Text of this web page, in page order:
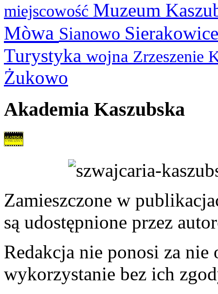
miejscowość Muzeum
Mòwa Sianowo
Turystyka wojna Zrzeszenie
Żukowo
Akademia Kaszubska
Zamieszczone w
są udostępnione przez
Redakcja nie ponosi za
wykorzystanie bez ich